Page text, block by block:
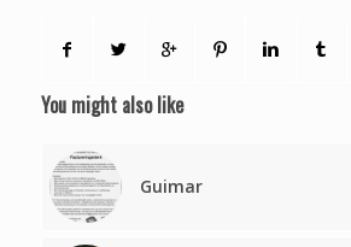
You might also like
Guimar